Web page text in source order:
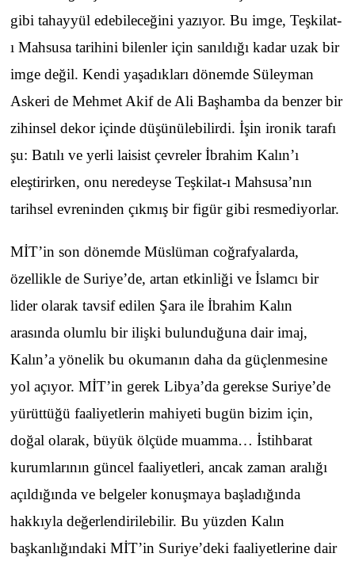
gibi tahayyül edebileceğini yazıyor. Bu imge, Teşkilat-
ı Mahsusa tarihini bilenler için sanıldığı kadar uzak bir
imge değil. Kendi yaşadıkları dönemde Süleyman
Askeri de Mehmet Akif de Ali Başhamba da benzer bir
zihinsel dekor içinde düşünülebilirdi. İşin ironik tarafı
şu: Batılı ve yerli laisist çevreler İbrahim Kalın’ı
eleştirirken, onu neredeyse Teşkilat-ı Mahsusa’nın
tarihsel evreninden çıkmış bir figür gibi resmediyorlar.
MİT’in son dönemde Müslüman coğrafyalarda,
özellikle de Suriye’de, artan etkinliği ve İslamcı bir
lider olarak tavsif edilen Şara ile İbrahim Kalın
arasında olumlu bir ilişki bulunduğuna dair imaj,
Kalın’a yönelik bu okumanın daha da güçlenmesine
yol açıyor. MİT’in gerek Libya’da gerekse Suriye’de
yürüttüğü faaliyetlerin mahiyeti bugün bizim için,
doğal olarak, büyük ölçüde muamma… İstihbarat
kurumlarının güncel faaliyetleri, ancak zaman aralığı
açıldığında ve belgeler konuşmaya başladığında
hakkıyla değerlendirilebilir. Bu yüzden Kalın
başkanlığındaki MİT’in Suriye’deki faaliyetlerine dair